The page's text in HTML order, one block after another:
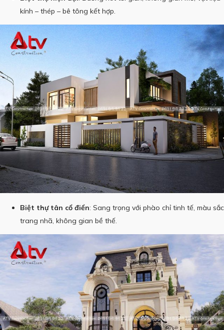
kính – thép – bê tông kết hợp.
Biệt thự tân cổ điển: Sang trọng với phào chỉ tinh tế, màu sắc
trang nhã, không gian bề thế.